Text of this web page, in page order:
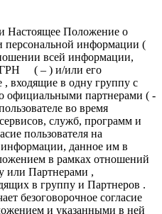
Настоящее Положение о
персональной информации (
всей информации,
( – ) и/или его
входящие в одну группу с
партнерами ( -
во время
служб, программ и
пользователя на
информации, данное им в
в рамках отношений
или Партнерами ,
в группу и Партнеров .
безоговорочное согласие
и указанными в ней